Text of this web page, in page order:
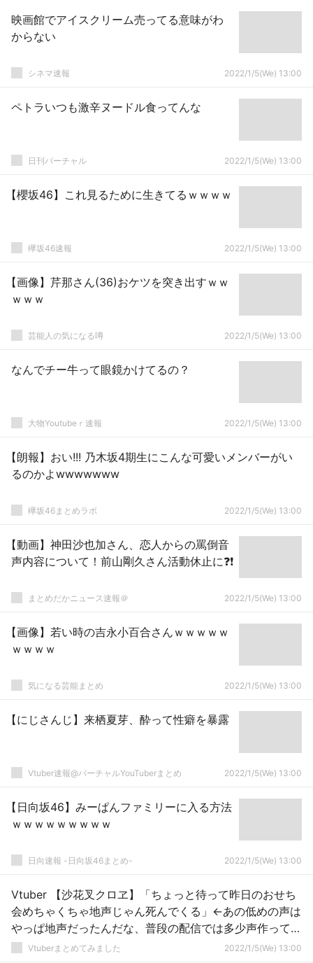
映画館でアイスクリーム売ってる意味がわ
からない
シネマ速報 2022/1/5(We) 13:00
ペトラいつも激辛ヌードル食ってんな
日刊バーチャル 2022/1/5(We) 13:00
【櫻坂46】これ見るために生きてるｗｗｗｗ
欅坂46速報 2022/1/5(We) 13:00
【画像】芹那さん(36)おケツを突き出すｗｗ
ｗｗｗ
芸能人の気になる噂 2022/1/5(We) 13:00
なんでチー牛って眼鏡かけてるの？
大物Youtubeｒ速報 2022/1/5(We) 13:00
【朗報】おい!!! 乃木坂4期生にこんな可愛いメンバーがい
るのかよwwwwwww
欅坂46まとめラボ 2022/1/5(We) 13:00
【動画】神田沙也加さん、恋人からの罵倒音
声内容について！前山剛久さん活動休止に❓❗
まとめだかニュース速報＠ 2022/1/5(We) 13:00
【画像】若い時の吉永小百合さんｗｗｗｗｗ
ｗｗｗｗ
気になる芸能まとめ 2022/1/5(We) 13:00
【にじさんじ】来栖夏芽、酔って性癖を暴露
Vtuber速報@バーチャルYouTuberまとめ 2022/1/5(We) 13:00
【日向坂46】みーぱんファミリーに入る方法
ｗｗｗｗｗｗｗｗｗ
日向速報 -日向坂46まとめ- 2022/1/5(We) 13:00
Vtuber 【沙花叉クロヱ】「ちょっと待って昨日のおせち
会めちゃくちゃ地声じゃん死んでくる」←あの低めの声は
やっぱ地声だったんだな、普段の配信では多少声作ってる
ってことかｗｗｗ
Vtuberまとめてみました 2022/1/5(We) 13:00